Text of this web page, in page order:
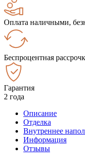
Оплата наличными,
Беспроцентная
Гарантия
2 года
Описание
Отделка
Внутреннее
Информация
Отзывы